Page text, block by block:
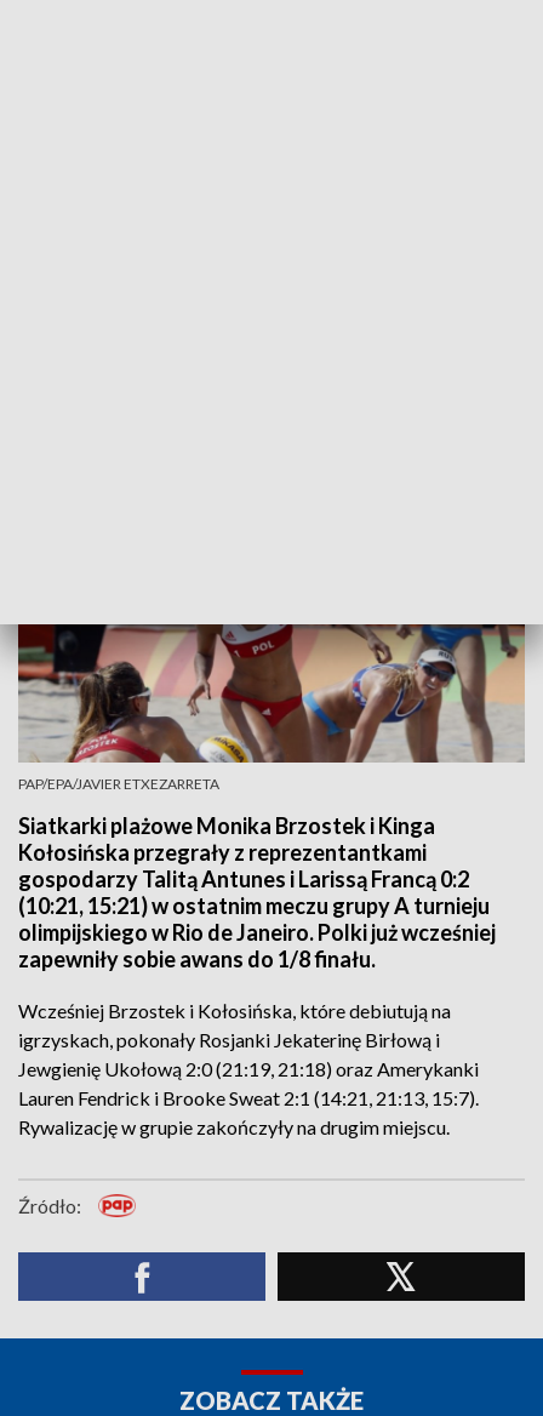
PAP/EPA/JAVIER ETXEZARRETA
Siatkarki plażowe Monika Brzostek i Kinga
Kołosińska przegrały z reprezentantkami
gospodarzy Talitą Antunes i Larissą Francą 0:2
(10:21, 15:21) w ostatnim meczu grupy A turnieju
olimpijskiego w Rio de Janeiro. Polki już wcześniej
zapewniły sobie awans do 1/8 finału.
Wcześniej Brzostek i Kołosińska, które debiutują na
igrzyskach, pokonały Rosjanki Jekaterinę Birłową i
Jewgienię Ukołową 2:0 (21:19, 21:18) oraz Amerykanki
Lauren Fendrick i Brooke Sweat 2:1 (14:21, 21:13, 15:7).
Rywalizację w grupie zakończyły na drugim miejscu.
Źródło:
ZOBACZ TAKŻE